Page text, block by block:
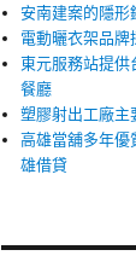
安南建案的隱形
電動曬衣架品
東元服務站提供
餐廳
塑膠射出工廠主
高雄當舖多年優
雄借貸